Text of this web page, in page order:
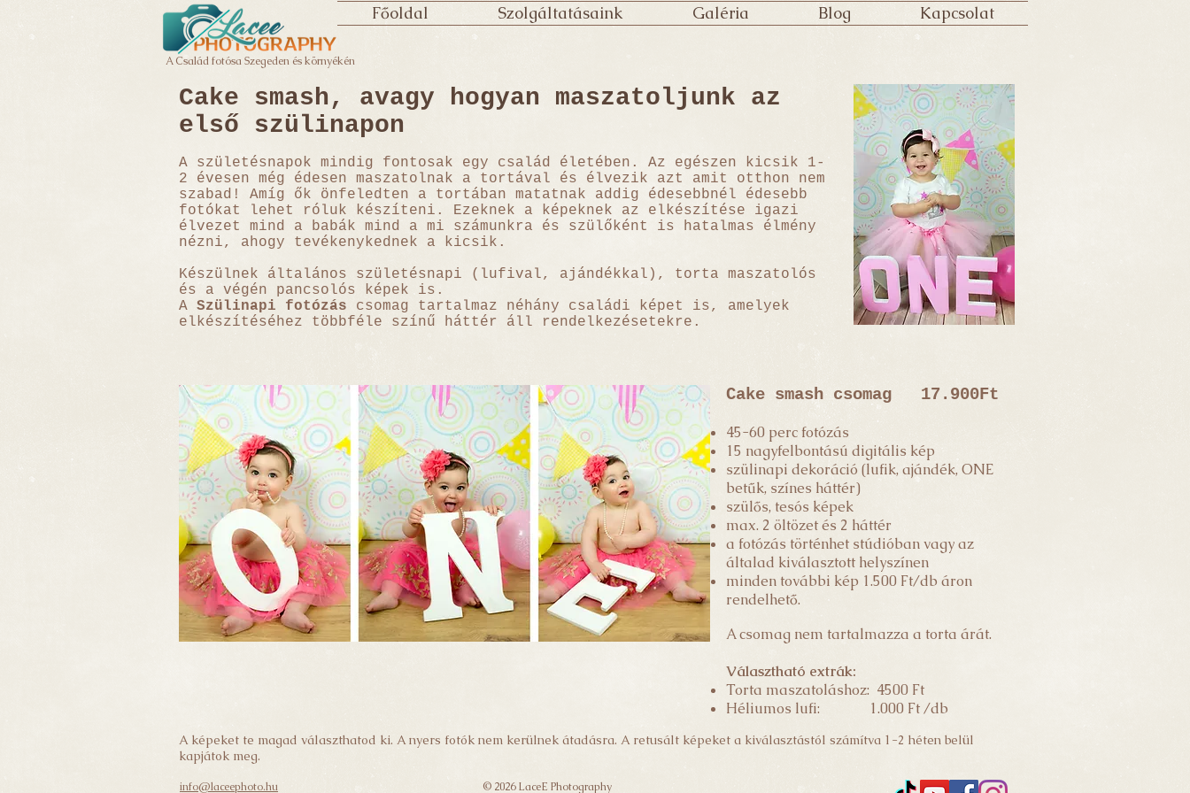
Főoldal Szolgáltatásaink Galéria Blog Kapcsolat
A Család fotósa Szegeden és környékén
Cake smash, avagy hogyan maszatoljunk az
első szülinapon
A születésnapok mindig fontosak egy család életében. Az egészen kicsik 1-
2 évesen még édesen maszatolnak a tortával és élvezik azt amit otthon nem
szabad! Amíg ők önfeledten a tortában matatnak addig édesebbnél édesebb
fotókat lehet róluk készíteni. Ezeknek a képeknek az elkészítése igazi
élvezet mind a babák mind a mi számunkra és szülőként is hatalmas élmény
nézni, ahogy tevékenykednek a kicsik.
Készülnek általános születésnapi (lufival, ajándékkal), torta maszatolós
és a végén pancsolós képek is.
A Szülinapi fotózás csomag tartalmaz néhány családi képet is, amelyek
elkészítéséhez többféle színű háttér áll rendelkezésetekre.
Cake smash csomag 17.900Ft
45-60 perc fotózás
15 nagyfelbontású digitális kép
szülinapi dekoráció (lufik, ajándék, ONE
betűk, színes háttér)
szülős, tesós képek
max. 2 öltözet és 2 háttér
a fotózás történhet stúdióban vagy az
általad kiválasztott helyszínen
minden további kép 1.500 Ft/db áron
rendelhető.
A csomag nem tartalmazza a torta árát.
Választható extrák:
Torta maszatoláshoz: 4500 Ft
Héliumos lufi: 1.000 Ft /db
A képeket te magad választhatod ki. A nyers fotók nem kerülnek átadásra. A retusált képeket a kiválasztástól számítva 1-2 héten belül
kapjátok meg.
info@laceephoto.hu © 2026 LaceE Photography